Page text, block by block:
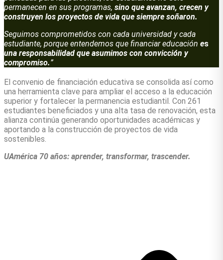
permanecen en sus programas, sino que avanzan, crecen y
construyen los proyectos de vida que siempre soñaron.
Seguimos comprometidos con cada universidad y cada
estudiante, porque entendemos que financiar educación es
una responsabilidad que asumimos con convicción y
compromiso.”
El convenio de financiación educativa se consolida así como
una herramienta clave para ampliar el acceso a la educación
superior y fortalecer la permanencia estudiantil. Con 261
estudiantes beneficiados y una alta tasa de renovación, esta
alianza continúa generando oportunidades académicas y
aportando a la construcción de proyectos de vida
sostenibles.
UAmérica 70 años: aprender, transformar, trascender.